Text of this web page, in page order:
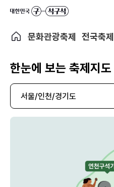
문화관광축제 전국축제
한눈에 보는 축제지도
서울/인천/경기도